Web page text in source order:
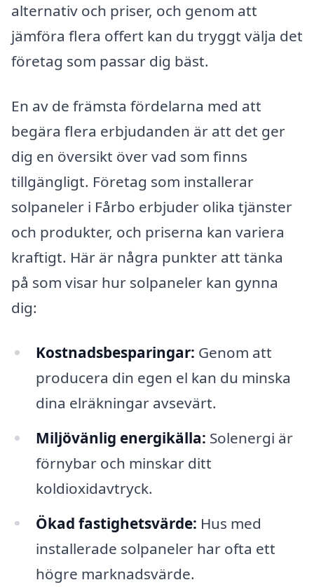
alternativ och priser, och genom att
jämföra flera offert kan du tryggt välja det
företag som passar dig bäst.
En av de främsta fördelarna med att
begära flera erbjudanden är att det ger
dig en översikt över vad som finns
tillgängligt. Företag som installerar
solpaneler i Fårbo erbjuder olika tjänster
och produkter, och priserna kan variera
kraftigt. Här är några punkter att tänka
på som visar hur solpaneler kan gynna
dig:
Kostnadsbesparingar: Genom att
producera din egen el kan du minska
dina elräkningar avsevärt.
Miljövänlig energikälla: Solenergi är
förnybar och minskar ditt
koldioxidavtryck.
Ökad fastighetsvärde: Hus med
installerade solpaneler har ofta ett
högre marknadsvärde.